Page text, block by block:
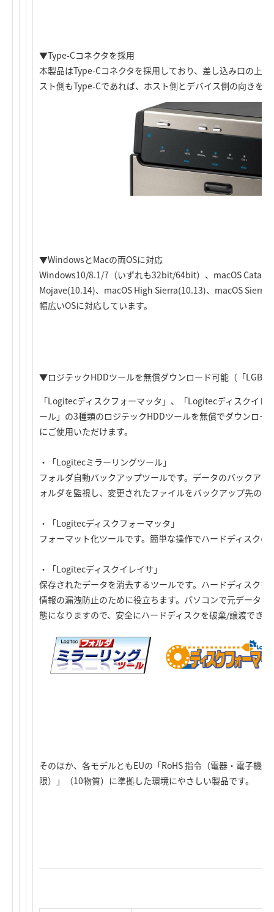
▼Type-Cコネクタを採用
本製品はType-Cコネクタを採用しており、差し込み口の上
スト側もType-Cであれば、ホスト側とデバイス側の向きを
▼WindowsとMacの両OSに対応
Windows10/8.1/7（いずれも32bit/64bit）、macOS
Mojave(10.14)、macOS High Sierra(10.13)、macOS
幅広いOSに対応しています。
▼ロジテックHDDツールを無償ダウンロード可能（「LGB-
「Logitecディスクフォーマッタ」、「Logitecディスクイ
ール」の3種類のロジテックHDDツールを無償でダウンロー
にご使用いただけます。
・「Logitecミラーリングツール」
フォルダ自動バックアップツールです。データのバックア
ォルダを監視し、変更されたファイルをバックアップ先の
・「Logitecディスクフォーマッタ」
フォーマット化ツールです。簡単な操作でハードディスクの
・「Logitecディスクイレイサ」
保存されたデータを消去するツールです。ハードディスク
情報の漏洩防止のために役立ちます。パソコンで元データ
態になりますので、安全にハードディスクを破棄/譲渡できま
そのほか、各モデルともEUの「RoHS 指令（電器・電子機
限）」（10物質）に準拠した環境にやさしい製品です。